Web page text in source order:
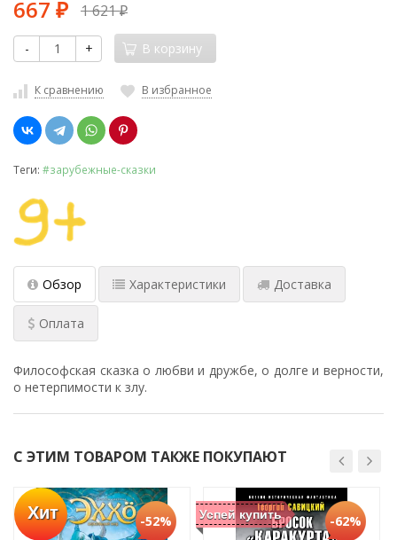
667 ₽ 1 621₽
- + В корзину
К сравнению В избранное
Теги: #зарубежные-сказки
Обзор Характеристики Доставка
Оплата
Философская сказка о любви и дружбе, о долге и верности,
о нетерпимости к злу.
С ЭТИМ ТОВАРОМ ТАКЖЕ ПОКУПАЮТ
Хит -52% Успей купить -62%